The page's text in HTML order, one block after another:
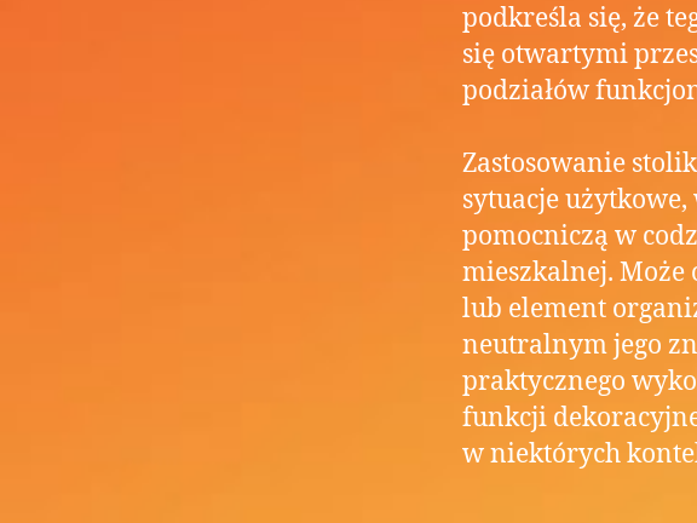
podkreśla się, że
się otwartymi
podziałów
Zastosowanie
sytuacje
pomocniczą w
mieszkalnej. Może
lub element
neutralnym jego
praktycznego
funkcji
w niektórych